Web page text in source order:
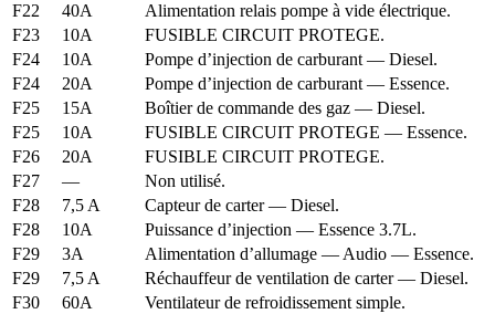
F22
40A
Alimentation relais pompe à vide électrique.
F23
10A
FUSIBLE CIRCUIT PROTEGE.
F24
10A
Pompe d’injection de carburant — Diesel.
F24
20A
Pompe d’injection de carburant — Essence.
F25
15A
Boîtier de commande des gaz — Diesel.
F25
10A
FUSIBLE CIRCUIT PROTEGE — Essence.
F26
20A
FUSIBLE CIRCUIT PROTEGE.
F27
—
Non utilisé.
F28
7,5 A
Capteur de carter — Diesel.
F28
10A
Puissance d’injection — Essence 3.7L.
F29
3A
Alimentation d’allumage — Audio — Essence.
F29
7,5 A
Réchauffeur de ventilation de carter — Diesel.
F30
60A
Ventilateur de refroidissement simple.